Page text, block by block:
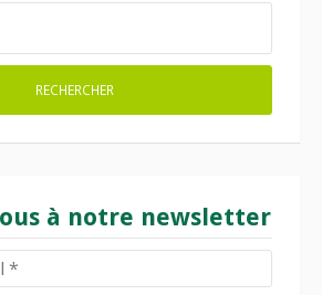
à notre newsletter